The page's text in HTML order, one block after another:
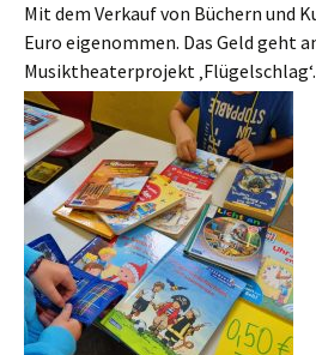
Mit dem Verkauf von Büchern und
Euro eigenommen. Das Geld geht
Musiktheaterprojekt ‚Flügelschlag‘.